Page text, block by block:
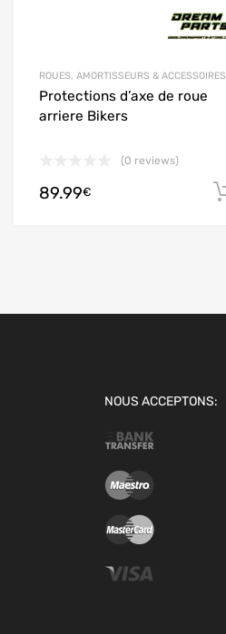
Ajouter au panier
ROUES, AMORTISSEURS & ACCESSOIRES
Protections d’axe de roue
arriere Bikers
(0 reviews)
89.99€
NOUS ACCEPTONS: